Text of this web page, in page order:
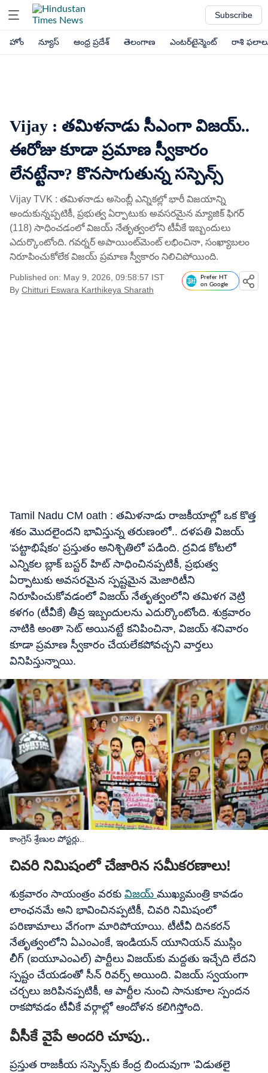
Subscribe
హోం న్యూస్ ఆంధ్ర ప్రదేశ్ తెలంగాణ ఎంటర్‌టైన్మెంట్ రాశి
Vijay : తమిళనాడు సీఎంగా విజయ్​..
ఈరోజు కూడా ప్రమాణ స్వీకారం
లేనట్టేనా? కొనసాగుతున్న సస్పెన్స్
Vijay TVK : తమిళనాడు అసెంబ్లీ ఎన్నికల్లో భారీ విజయాన్ని
అందుకున్నప్పటికీ, ప్రభుత్వ ఏర్పాటుకు అవసరమైన మ్యాజిక్ ఫిగర్
(118) సాధించడంలో విజయ్ నేతృత్వంలోని టీవీకే ఇబ్బందులు
ఎదుర్కొంటోంది. గవర్నర్ అపాయింట్‌మెంట్ లభించినా, సంఖ్యాబలం
నిరూపించుకోలేక విజయ్ ప్రమాణ స్వీకారం నిలిచిపోయింది.
Published on: May 9, 2026, 09:58:57 IST
By Chitturi Eswara Karthikeya Sharath
Prefer HT
on Google
Tamil Nadu CM oath : తమిళనాడు రాజకీయాల్లో ఒక కొత్త
శకం మొదలైందని భావిస్తున్న తరుణంలో.. దళపతి విజయ్
'పట్టాభిషేకం' ప్రస్తుతం అనిశ్చితిలో పడింది. ద్రవిడ కోటలో
ఎన్నికల బ్లాక్ బస్టర్ హిట్ సాధించినప్పటికీ, ప్రభుత్వ
ఏర్పాటుకు అవసరమైన స్పష్టమైన మెజారిటీని
నిరూపించుకోవడంలో విజయ్ నేతృత్వంలోని తమిళగ వెట్రి
కళగం (టీవీకే) తీవ్ర ఇబ్బందులను ఎదుర్కొంటోంది. శుక్రవారం
నాటికి అంతా సెట్​ అయినట్టే కనిపించినా, విజయ్​ శనివారం
కూడా ప్రమాణ స్వీకారం చేయలేకపోవచ్చని వార్తలు
వినిపిస్తున్నాయి.
కాంగ్రెస్​ శ్రేణుల పోస్టర్లు..
చివరి నిమిషంలో చేజారిన సమీకరణాలు!
శుక్రవారం సాయంత్రం వరకు విజయ్ ముఖ్యమంత్రి కావడం
లాంఛనమే అని భావించినప్పటికీ, చివరి నిమిషంలో
పరిణామాలు వేగంగా మారిపోయాయి. టీటీవీ దినకరన్
నేతృత్వంలోని ఏఎంఎంకే, ఇండియన్ యూనియన్ ముస్లిం
లీగ్ (ఐయూఎంఎల్) పార్టీలు విజయ్‌కు మద్దతు ఇచ్చేది లేదని
స్పష్టం చేయడంతో సీన్ రివర్స్ అయింది. విజయ్ స్వయంగా
చర్చలు జరిపినప్పటికీ, ఆ పార్టీల నుంచి సానుకూల స్పందన
రాకపోవడం టీవీకే వర్గాల్లో ఆందోళన కలిగిస్తోంది.
వీసీకే వైపే అందరి చూపు..
ప్రస్తుత రాజకీయ సస్పెన్స్‌కు కేంద్ర బిందువుగా 'విడుతలై